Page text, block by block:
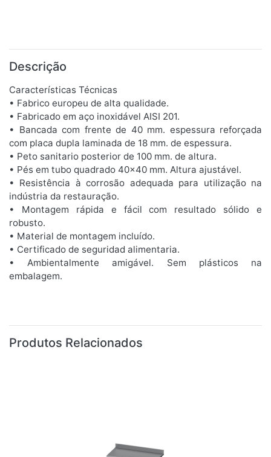
Descrição
Características Técnicas
• Fabrico europeu de alta qualidade.
• Fabricado em aço inoxidável AISI 201.
• Bancada com frente de 40 mm. espessura reforçada
com placa dupla laminada de 18 mm. de espessura.
• Peto sanitario posterior de 100 mm. de altura.
• Pés em tubo quadrado 40x40 mm. Altura ajustável.
• Resistência à corrosão adequada para utilização na
indústria da restauração.
• Montagem rápida e fácil com resultado sólido e
robusto.
• Material de montagem incluído.
• Certificado de seguridad alimentaria.
• Ambientalmente amigável. Sem plásticos na
embalagem.
Produtos Relacionados